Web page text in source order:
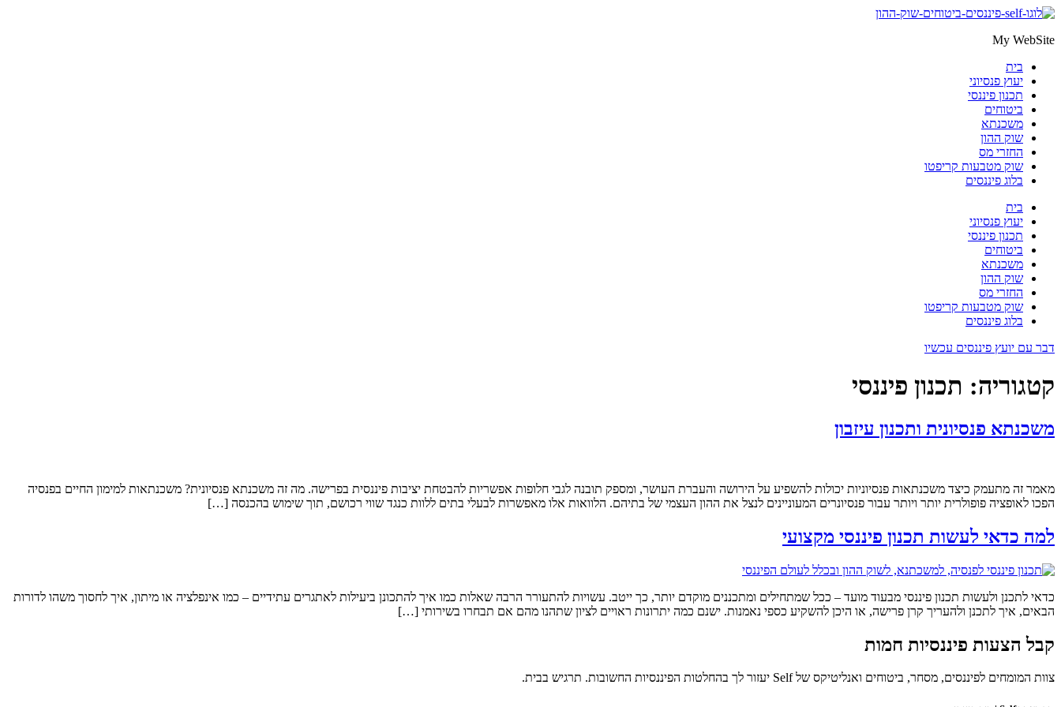
דלג
My WebSite
בית
יעוץ פנסיוני
תכנון פיננסי
ביטוחים
משכנתא
שוק ההון
החזרי מס
שוק מטבעות קריפטו
בלוג פיננסים
בית
יעוץ פנסיוני
תכנון פיננסי
ביטוחים
משכנתא
שוק ההון
החזרי מס
שוק מטבעות קריפטו
בלוג פיננסים
דבר עם יועץ פיננסים עכשיו
קטגוריה: תכנון פיננסי
משכנתא פנסיונית ותכנון עיזבון
מאמר זה מתעמק כיצד משכנתאות פנסיוניות יכולות להשפיע על הירושה והעברת העושר, ומספק תובנה לגבי חלופות אפשריות להבטחת יציבות פיננסית בפרישה. מה זה משכנתא פנסיונית? משכנתאות למימון החיים בפנסיה
הפכו לאופציה פופולרית יותר ויותר עבור פנסיונרים המעוניינים לנצל את ההון העצמי של בתיהם. הלוואות אלו מאפשרות לבעלי בתים ללוות כנגד שווי רכושם, תוך שימוש בהכנסה […]
למה כדאי לעשות תכנון פיננסי מקצועי
כדאי לתכנן ולעשות תכנון פיננסי מבעוד מועד – ככל שמתחילים ומתכננים מוקדם יותר, כך ייטב. עשויות להתעורר הרבה שאלות כמו איך להתכונן ביעילות לאתגרים עתידיים – כמו אינפלציה או מיתון, איך לחסוך משהו לדורות
הבאים, איך לתכנן ולהעריך קרן פרישה, או היכן להשקיע כספי נאמנות. ישנם כמה יתרונות ראויים לציון שתהנו מהם אם תבחרו בשירותי […]
קבל הצעות פיננסיות חמות
צוות המומחים לפיננסים, מסחר, ביטוחים ואנליטיקס של Self יעזור לך בהחלטות הפיננסיות החשובות. תרגיש בבית.